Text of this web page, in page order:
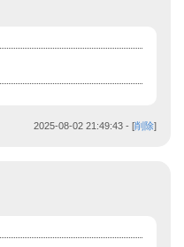
2025-08-02 21:49:43 - [削除]